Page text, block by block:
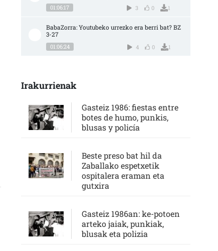
01:06:17 3 0 1
BabaZorra: Youtubeko urrezko era berri bat? BZ
3-27
01:06:24 4 0 1
Irakurrienak
Gasteiz 1986: fiestas entre
botes de humo, punkis,
blusas y policía
Beste preso bat hil da
Zaballako espetxetik
ospitalera eraman eta
gutxira
Gasteiz 1986an: ke-potoen
arteko jaiak, punkiak,
blusak eta polizia